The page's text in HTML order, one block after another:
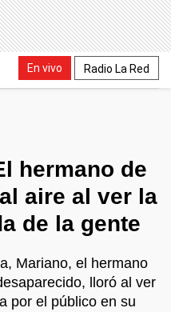
En vivo Radio La Red
hermano de
aire al ver la
de la gente
Mariano, el hermano
lloró al ver
por el público en su